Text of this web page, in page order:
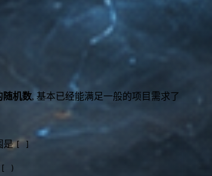
随机数, 基本已经能满足一般的项目需求了
是
[ )